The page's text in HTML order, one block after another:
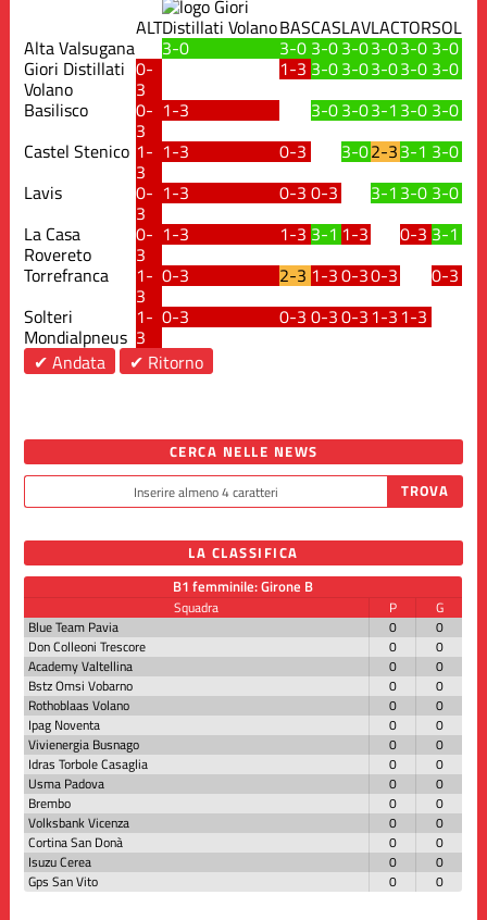
ALT
BASCASLAVLACTORSOL
Alta Valsugana 3-0 3-0 3-03-03-03-0 3-0
Giori Distillati
Volano
0-
3
1-3 3-03-03-03-0 3-0
Basilisco
0-
3
1-3 3-03-03-1 3-0 3-0
Castel Stenico 1-
3
1-3 0-3 3-02-33-1 3-0
Lavis
0-
3
1-3 0-3 0-3 3-1 3-0 3-0
La Casa
Rovereto
0-
3
1-3 1-3 3-1 1-3 0-3 3-1
Torrefranca
1-
3
0-3 2-3 1-30-30-3
0-3
Solteri
Mondialpneus
1-
3
0-3 0-3 0-30-3 1-3 1-3
✔ Andata
✔ Ritorno
CERCA NELLE NEWS
LA CLASSIFICA
B1 femminile: Girone B
Squadra P
G
Blue Team Pavia
0
0
Don Colleoni Trescore
0
0
Academy Valtellina
0
0
Bstz Omsi Vobarno
0
0
Rothoblaas Volano
0
0
Ipag Noventa
0
0
Vivienergia Busnago
0
0
Idras Torbole Casaglia
0
0
Usma Padova
0
0
Brembo
0
0
Volksbank Vicenza
0
0
Cortina San Donà
0
0
Isuzu Cerea
0
0
Gps San Vito
0 0